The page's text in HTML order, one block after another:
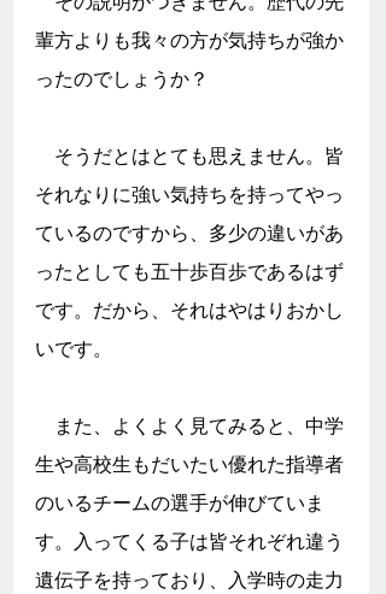
輩方よりも我々の方が気持ちが強か
ったのでしょうか？
そうだとはとても思えません。皆
それなりに強い気持ちを持ってやっ
ているのですから、多少の違いがあ
ったとしても五十歩百歩であるはず
です。だから、それはやはりおかし
いです。
また、よくよく見てみると、中学
生や高校生もだいたい優れた指導者
のいるチームの選手が伸びていま
す。入ってくる子は皆それぞれ違う
遺伝子を持っており、入学時の走力